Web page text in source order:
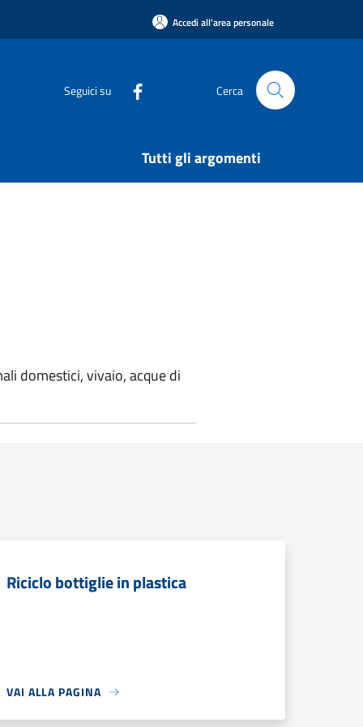
Accedi all'area personale
Seguici su Cerca
Tutti gli argomenti
domestici, vivaio, acque di
Riciclo bottiglie in plastica
VAI ALLA PAGINA